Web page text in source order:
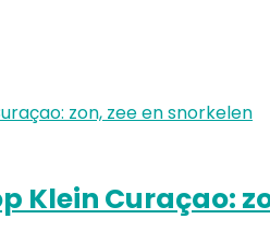
Klein Curaçao: